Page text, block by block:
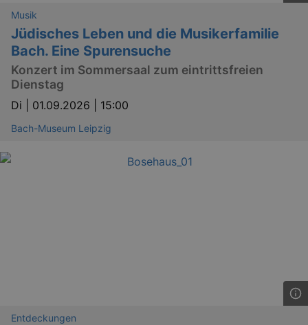
Musik
Jüdisches Leben und die Musikerfamilie
Bach. Eine Spurensuche
Konzert im Sommersaal zum eintrittsfreien
Dienstag
Di | 01.09.2026 | 15:00
Bach-Museum Leipzig
Entdeckungen